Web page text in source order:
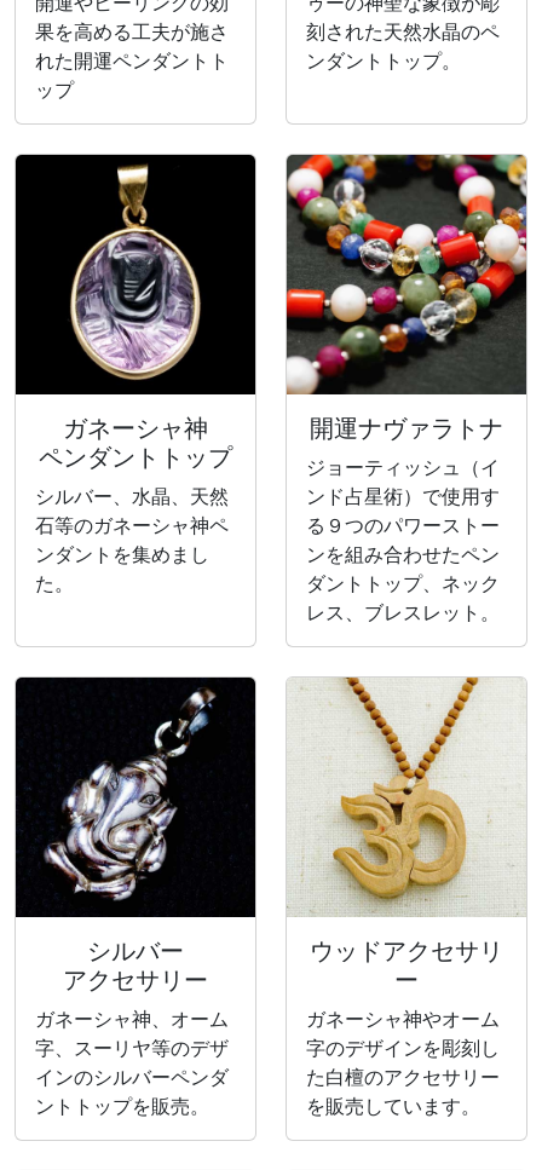
果を高める工夫が施さ
れた開運ペンダントト
ップ
刻された天然水晶のペ
ンダントトップ。
ガネーシャ神
ペンダントトップ
シルバー、水晶、天然
石等のガネーシャ神ペ
ンダントを集めまし
た。
開運ナヴァラトナ
ジョーティッシュ（イ
ンド占星術）で使用す
る９つのパワーストー
ンを組み合わせたペン
ダントトップ、ネック
レス、ブレスレット。
シルバー
アクセサリー
ガネーシャ神、オーム
字、スーリヤ等のデザ
インのシルバーペンダ
ントトップを販売。
ウッドアクセサリ
ー
ガネーシャ神やオーム
字のデザインを彫刻し
た白檀のアクセサリー
を販売しています。